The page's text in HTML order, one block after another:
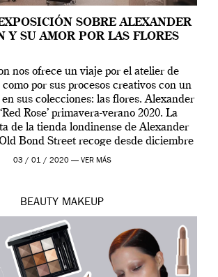
SOBRE ALEXANDER
Y SU AMOR POR LAS FLORES
nos ofrece un viaje por el atelier de
por sus procesos creativos con un
sus colecciones: las flores. Alexander
Rose’ primavera-verano 2020. La
de la tienda londinense de Alexander
Bond Street recoge desde diciembre
2019 hasta final de abril […]
03 / 01 / 2020 — VER MÁS
BEAUTY MAKEUP